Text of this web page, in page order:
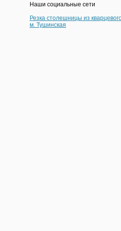
Наши социальные сети
Резка столешницы из
м. Тушинская